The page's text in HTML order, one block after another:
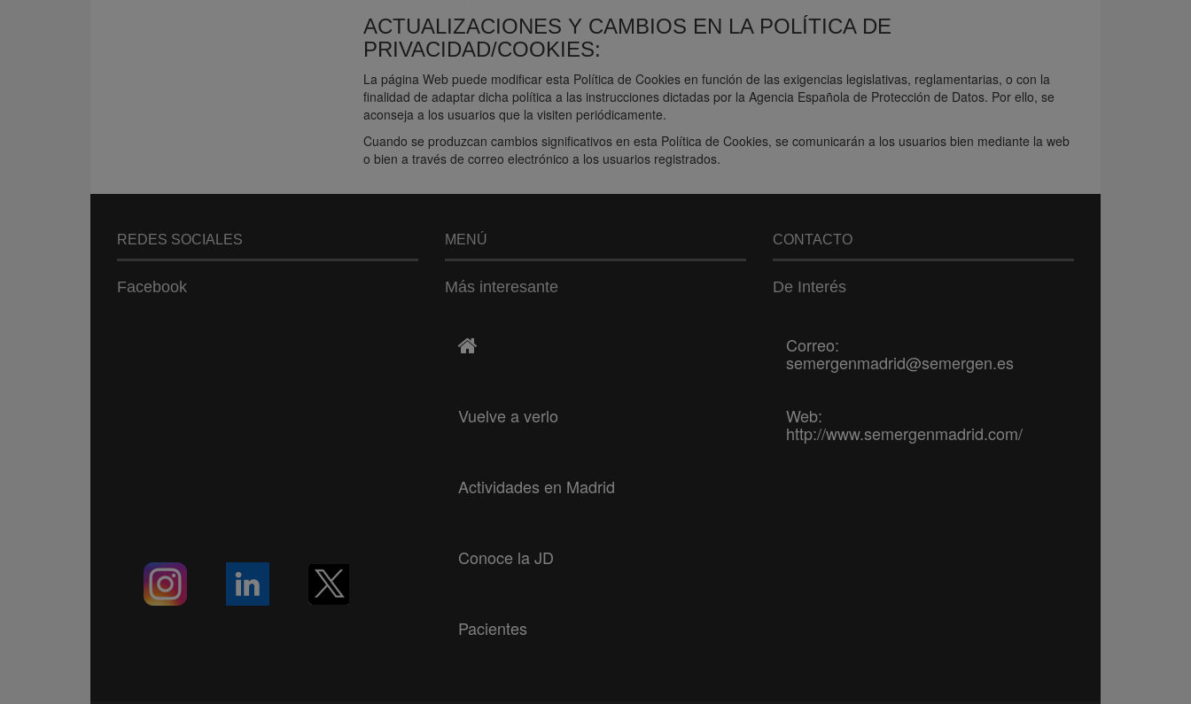
ACTUALIZACIONES Y CAMBIOS EN LA POLÍTICA DE
PRIVACIDAD/COOKIES:
La página Web puede modificar esta Política de Cookies en función de las exigencias legislativas, reglamentarias, o con la
finalidad de adaptar dicha política a las instrucciones dictadas por la Agencia Española de Protección de Datos. Por ello, se
aconseja a los usuarios que la visiten periódicamente.
Cuando se produzcan cambios significativos en esta Política de Cookies, se comunicarán a los usuarios bien mediante la web
o bien a través de correo electrónico a los usuarios registrados.
REDES SOCIALES
Facebook
MENÚ
Más interesante
Vuelve a verlo
Actividades en Madrid
Conoce la JD
Pacientes
CONTACTO
De Interés
Correo:
semergenmadrid@semergen.es
Web:
http://www.semergenmadrid.com/